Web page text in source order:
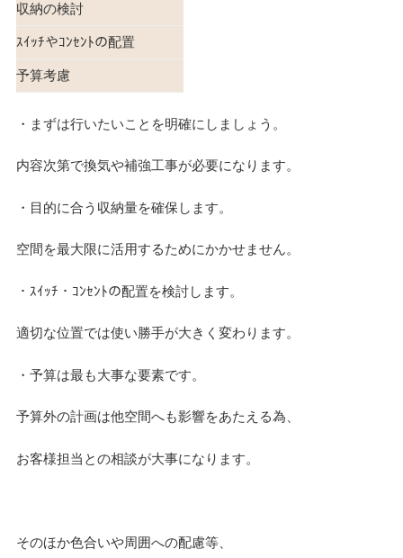
収納の検討
ｽｲｯﾁやｺﾝｾﾝﾄの配置
予算考慮
・まずは行いたいことを明確にしましょう。
内容次第で換気や補強工事が必要になります。
・目的に合う収納量を確保します。
空間を最大限に活用するためにかかせません。
・ｽｲｯﾁ・ｺﾝｾﾝﾄの配置を検討します。
適切な位置では使い勝手が大きく変わります。
・予算は最も大事な要素です。
予算外の計画は他空間へも影響をあたえる為、
お客様担当との相談が大事になります。
そのほか色合いや周囲への配慮等、
索:
楽屋トップ アクセス